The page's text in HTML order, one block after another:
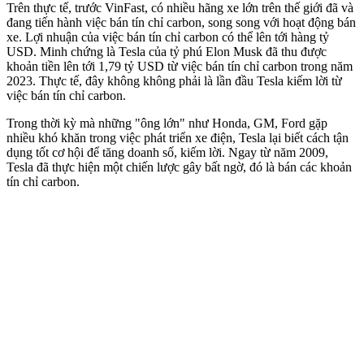
Trên thực tế, trước VinFast, có nhiều hãng xe lớn trên thế giới đã và
đang tiến hành việc bán tín chỉ carbon, song song với hoạt động bán
xe. Lợi nhuận của việc bán tín chỉ carbon có thể lên tới hàng tỷ
USD. Minh chứng là Tesla của tỷ phú Elon Musk đã thu được
khoản tiền lên tới 1,79 tỷ USD từ việc bán tín chỉ carbon trong năm
2023. Thực tế, đây không không phải là lần đầu Tesla kiếm lời từ
việc bán tín chỉ carbon.
Trong thời kỳ mà những "ông lớn" như Honda, GM, Ford gặp
nhiều khó khăn trong việc phát triển xe điện, Tesla lại biết cách tận
dụng tốt cơ hội để tăng doanh số, kiếm lời. Ngay từ năm 2009,
Tesla đã thực hiện một chiến lược gây bất ngờ, đó là bán các khoản
tín chỉ carbon.